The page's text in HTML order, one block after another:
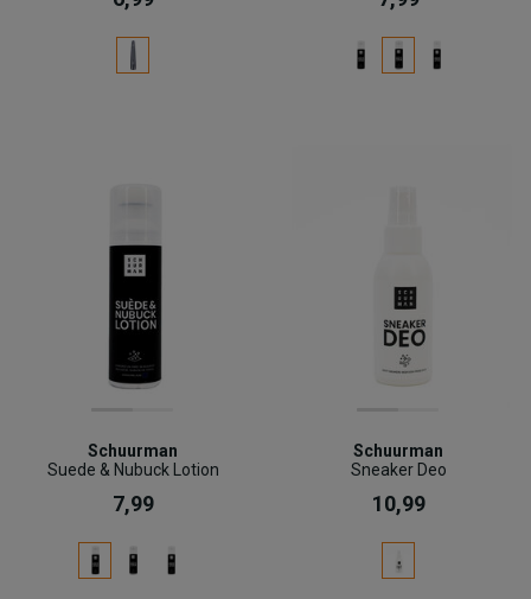
Schuurman
Suede & Nubuck Lotion
7,99
Schuurman
Sneaker Deo
10,99